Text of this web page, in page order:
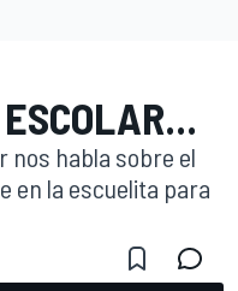
nos habla sobre el
en la escuelita para